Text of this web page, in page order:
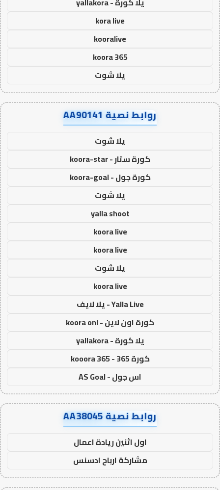
kora live
kooralive
koora 365
يلا شوت
روابط نصية AA90141
يلا شوت
كورة ستار - koora-star
كورة جول - koora-goal
يلا شوت
yalla shoot
koora live
koora live
يلا شوت
koora live
Yalla Live - يلا لايف
كورة اون لاين - koora onl
يلا كورة - yallakora
كورة 365 - kooora 365
اس جول - AS Goal
روابط نصية AA38045
اول اثنين ريادة اعمال
مشاركة ارباح ادسنس